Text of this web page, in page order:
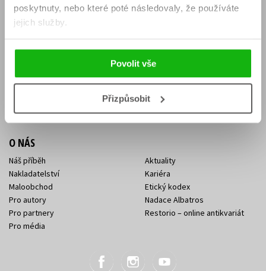
poskytnuty, nebo které poté následovaly, že používáte
jejich služby.
Povolit vše
Přizpůsobit
Obchodní podmínky
Jak nakoupit
Affiliate program
KONTAKTY
Sídlo společnosti
Kontakty Albatros Media
O NÁS
Náš příběh
Nakladatelství
Maloobchod
Pro autory
Pro partnery
Pro média
Aktuality
Kariéra
Etický kodex
Nadace Albatros
Restorio – online antikvariát